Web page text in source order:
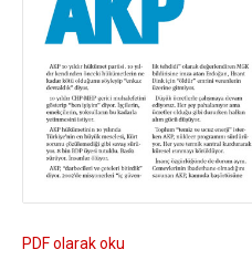
PDF olarak oku